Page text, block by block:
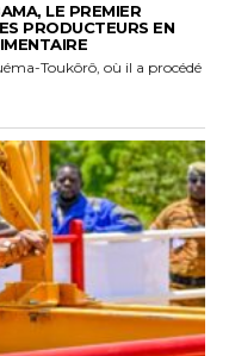
LE PREMIER
PRODUCTEURS EN
Toukôrô, où il a procédé